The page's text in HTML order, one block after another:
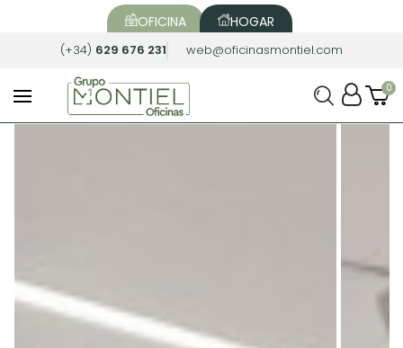
OFICINA HOGAR
(+34) 629 676 231 web@oficinasmontiel.com